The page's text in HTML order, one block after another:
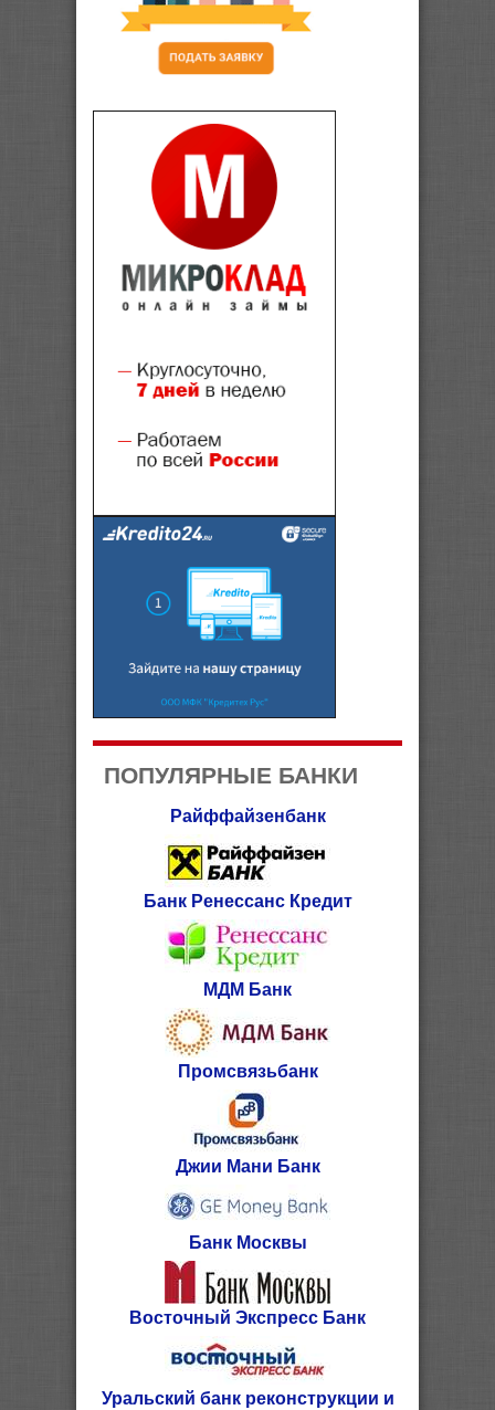
ПОПУЛЯРНЫЕ БАНКИ
Райффайзенбанк
Банк Ренессанс Кредит
МДМ Банк
Промсвязьбанк
Джии Мани Банк
Банк Москвы
Восточный Экспресс Банк
Уральский банк реконструкции и